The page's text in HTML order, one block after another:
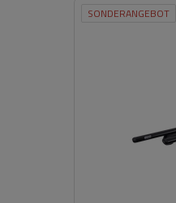
SONDERANGEBOT